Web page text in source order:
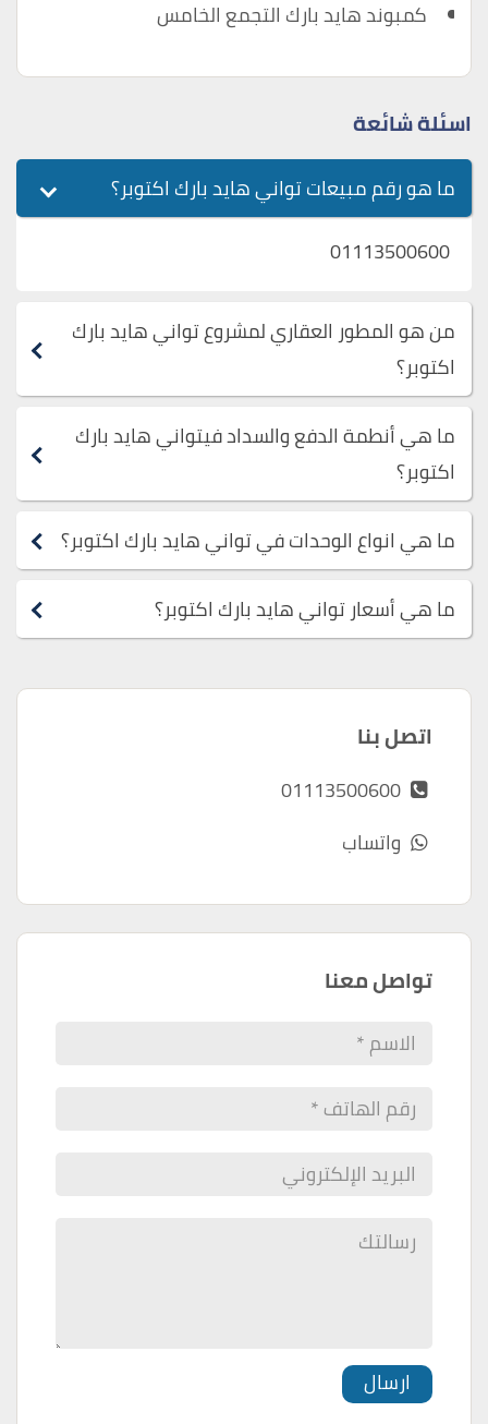
كمبوند هايد بارك التجمع الخامس
اسئلة شائعة
ما هو رقم مبيعات تواني هايد بارك اكتوبر؟
01113500600
من هو المطور العقاري لمشروع تواني هايد بارك
اكتوبر؟
ما هي أنطمة الدفع والسداد فيتواني هايد بارك
اكتوبر؟
ما هي انواع الوحدات في تواني هايد بارك اكتوبر؟
ما هي أسعار تواني هايد بارك اكتوبر؟
اتصل بنا
01113500600
واتساب
تواصل معنا